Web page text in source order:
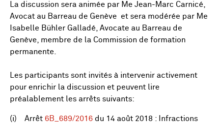
La discussion sera animée par Me Jean-Marc Carnicé,
Avocat au Barreau de Genève et sera modérée par Me
Isabelle Bühler Galladé, Avocate au Barreau de
Genève, membre de la Commission de formation
permanente.
Les participants sont invités à intervenir activement
pour enrichir la discussion et peuvent lire
préalablement les arrêts suivants:
(i) Arrêt 6B_689/2016 du 14 août 2018 : Infractions